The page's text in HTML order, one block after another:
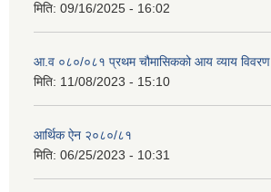
मिति: 09/16/2025 - 16:02
आ.व ०८०/०८१ प्रथम चौमासिकको आय व्याय विवरण
मिति: 11/08/2023 - 15:10
आर्थिक ऐन २०८०/८१
मिति: 06/25/2023 - 10:31